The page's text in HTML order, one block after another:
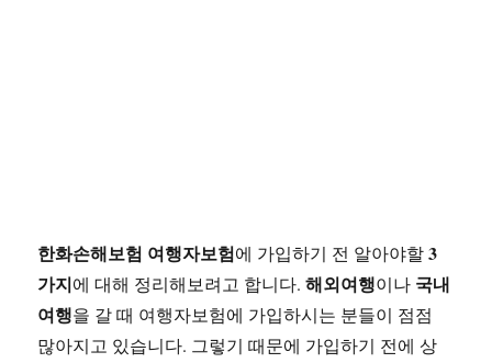
한화손해보험 여행자보험에 가입하기 전 알아야할3
가지에 대해 정리해보려고 합니다.해외여행이나 국내
여행을 갈 때 여행자보험에 가입하시는 분들이 점점
많아지고 있습니다. 그렇기 때문에 가입하기 전에 상